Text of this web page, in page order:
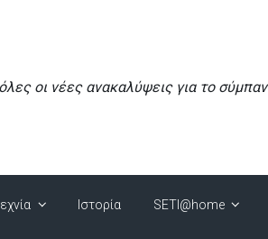
οι νέες ανακαλύψεις για το σύμπαν
Ιστορία SETI@home